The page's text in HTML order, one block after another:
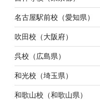
名古屋駅前校（愛知県）
吹田校（大阪府）
呉校（広島県）
和光校（埼玉県）
和歌山校（和歌山県）